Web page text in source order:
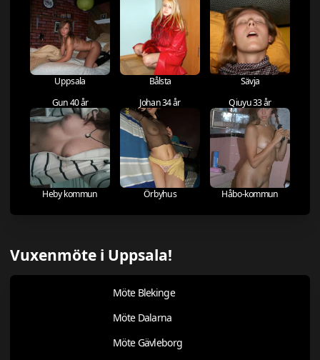
Uppsala Bålsta
Sävja
Gun 40 år
Heby kommun
Johan 34 år
Örbyhus
Qiuyu 33 år
Håbo-kommun
Vuxenmöte i Uppsala!
Möte Blekinge
Möte Dalarna
Möte Gävleborg